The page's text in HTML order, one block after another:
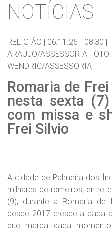
NOTÍCIAS
RELIGIÃO | 06.11.25 - 08:30 |
ARAÚJO/ASSESSORIA FOTO:
WENDRIC/ASSESSORIA
Romaria de
nesta sexta
com missa e
Frei Silvio
A cidade de Palmeira dos
milhares de romeiros, entre
(9), durante a Romaria de
desde 2017 cresce a cada
que marca cada